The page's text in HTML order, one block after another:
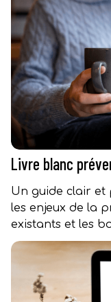
Livre blanc
Un guide clair et
les enjeux de la
existants et les